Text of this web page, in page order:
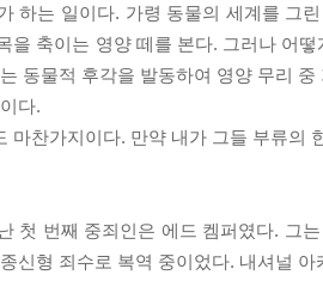
하는 일이다. 가령 동물의 세계를 그
을 축이는 영양 떼를 본다. 그러나 어
동물적 후각을 발동하여 영양 무리
다.
마찬가지이다. 만약 내가 그들 부류의
첫 번째 중죄인은 에드 켐퍼였다. 그
신형 죄수로 복역 중이었다. 내셔널